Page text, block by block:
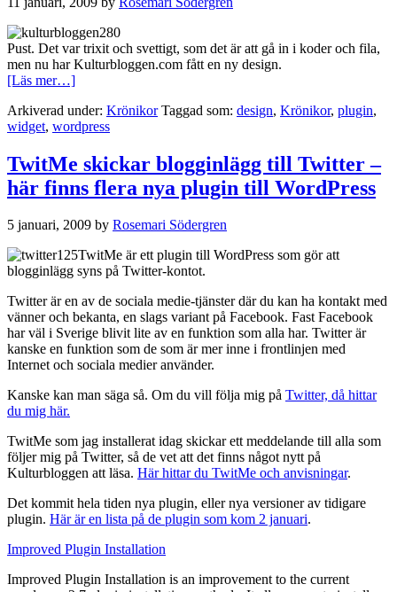
Pust. Det var trixit och svettigt, som det är att gå in i koder och fila,
men nu har Kulturbloggen.com fått en ny design.
[Läs mer…]om
den
nya
för
Kulturbloggen.com
är
Arkiverad under: Krönikor Taggad som: design, Krönikor, plugin,
widget, wordpress
TwitMe skickar blogginlägg till Twitter –
här finns flera nya plugin till WordPress
5 januari, 2009 by Rosemari Södergren
TwitMe är ett plugin till WordPress som gör att
blogginlägg syns på Twitter-kontot.
Twitter är en av de sociala medie-tjänster där du kan ha kontakt med
vänner och bekanta, en slags variant på Facebook. Fast Facebook
har väl i Sverige blivit lite av en funktion som alla har. Twitter är
kanske en funktion som de som är mer inne i frontlinjen med
Internet och sociala medier använder.
Kanske kan man säga så. Om du vill följa mig på Twitter, då hittar
du mig här.
TwitMe som jag installerat idag skickar ett meddelande till alla som
följer mig på Twitter, så de vet att det finns något nytt på
Kulturbloggen att läsa. Här hittar du TwitMe och anvisningar.
Det kommit hela tiden nya plugin, eller nya versioner av tidigare
plugin. Här är en lista på de plugin som kom 2 januari.
Improved Plugin Installation
Improved Plugin Installation is an improvement to the current